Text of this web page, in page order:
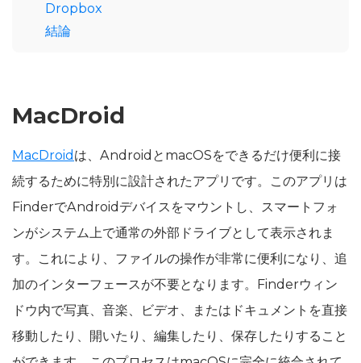
Dropbox
結論
MacDroid
MacDroid は、AndroidとmacOSをできるだけ便利に接
続するために特別に設計されたアプリです。このアプリは
FinderでAndroidデバイスをマウントし、スマートフォ
ンがシステム上で通常の外部ドライブとして表示されま
す。これにより、ファイルの操作が非常に便利になり、追
加のインターフェースが不要となります。Finderウィン
ドウ内で写真、音楽、ビデオ、またはドキュメントを直接
移動したり、開いたり、編集したり、保存したりすること